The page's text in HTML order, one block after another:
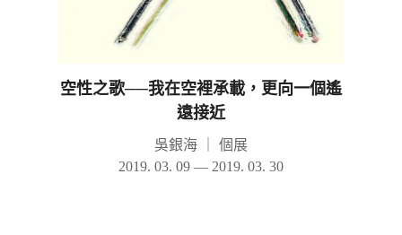
空性之歌──我在空裡承載，更向一個遙
遠接近
吳銀海
個展
2019. 03. 09 — 2019. 03. 30